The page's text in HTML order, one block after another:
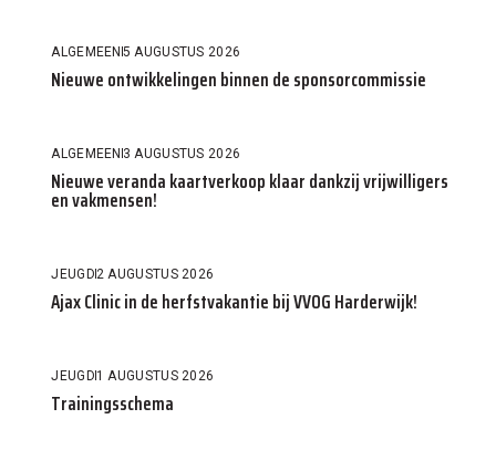
ALGEMEEN5 AUGUSTUS 2026
Nieuwe ontwikkelingen binnen de sponsorcommissie
ALGEMEEN3 AUGUSTUS 2026
Nieuwe veranda kaartverkoop klaar dankzij vrijwilligers
en vakmensen!
JEUGD2 AUGUSTUS 2026
Ajax Clinic in de herfstvakantie bij VVOG Harderwijk!
JEUGD1 AUGUSTUS 2026
Trainingsschema